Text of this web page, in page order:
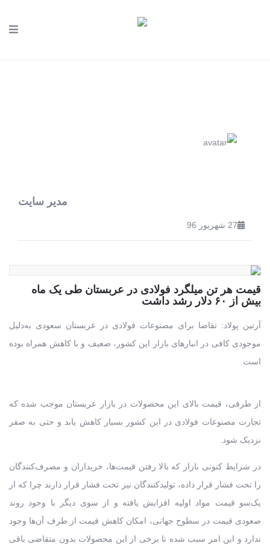
مدیر سایت
27 شهریور 96
قیمت هر تن میلگرد فولادی در عربستان طی یک ماه
بیش از ۶۰ دلار رشد داشت
آرتین پولاد: تقاضا برای مصنوعات فولادی در عربستان سعودی به‌دلیل
موجودی کافی در انبارهای بازار این کشور، ضعیف و با کاهش همراه بوده
است.
از طرفی، قیمت بالای این محصولات در بازار عربستان موجب شده که
تجارت مصنوعات فولادی در این کشور بسیار کاهش یابد و حتی به صفر
نزدیک شود.
در شرایط کنونی بازار که بالا رفتن قیمت‌ها، خریداران و مصرف‌کنندگان
را تحت فشار قرار داده، تولیدکنندگان نیز تحت فشار قرار دارند چرا که از
یک‌سو قیمت مواد اولیه افزایش یافته و از سوی دیگر با وجود روند
صعودی قیمت در سطوح جهانی، امکان کاهش قیمت از طرف آن‌ها وجود
ندارد و این امر سبب شده تا برخی از این محصولات بدون متقاضی باقی